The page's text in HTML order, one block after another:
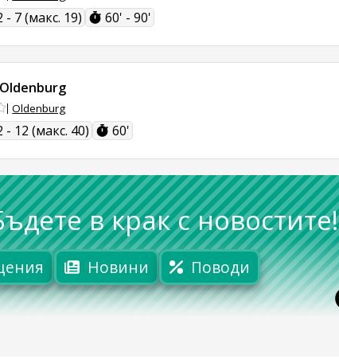
- 7 (макс. 19) 60' - 90'
Oldenburg
- 12 (макс. 40) 60'
в крак с новостите!
Новини Поводи